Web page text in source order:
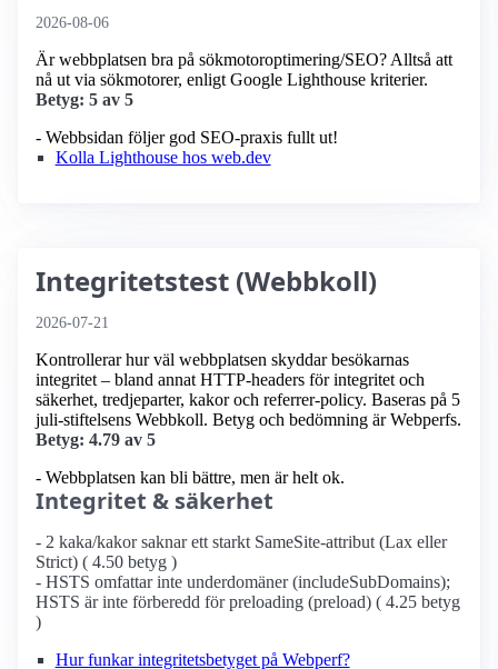
2026-08-06
Är webbplatsen bra på sökmotoroptimering/SEO? Alltså att
nå ut via sökmotorer, enligt Google Lighthouse kriterier.
Betyg: 5 av 5
- Webbsidan följer god SEO-praxis fullt ut!
Kolla Lighthouse hos web.dev
Integritetstest (Webbkoll)
2026-07-21
Kontrollerar hur väl webbplatsen skyddar besökarnas
integritet – bland annat HTTP-headers för integritet och
säkerhet, tredjeparter, kakor och referrer-policy. Baseras på 5
juli-stiftelsens Webbkoll. Betyg och bedömning är Webperfs.
Betyg: 4.79 av 5
- Webbplatsen kan bli bättre, men är helt ok.
Integritet & säkerhet
- 2 kaka/kakor saknar ett starkt SameSite-attribut (Lax eller
Strict) ( 4.50 betyg )
- HSTS omfattar inte underdomäner (includeSubDomains);
HSTS är inte förberedd för preloading (preload) ( 4.25 betyg
)
Hur funkar integritetsbetyget på Webperf?